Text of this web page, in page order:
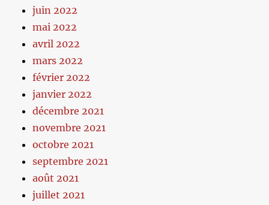
juin 2022
mai 2022
avril 2022
mars 2022
février 2022
janvier 2022
décembre 2021
novembre 2021
octobre 2021
septembre 2021
août 2021
juillet 2021